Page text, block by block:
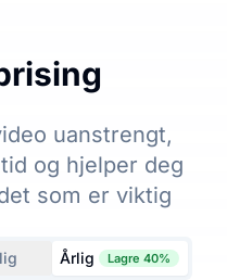
uanstrengt,
og hjelper deg
som er viktig
Årlig Lagre 40%